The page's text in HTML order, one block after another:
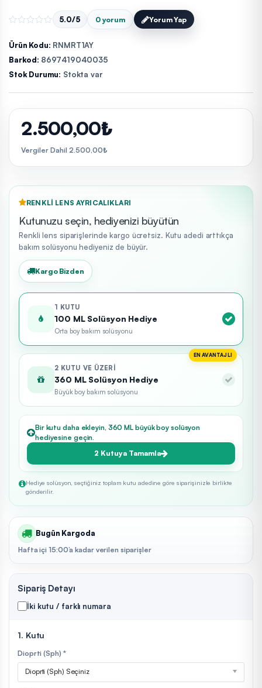
5.0/5 0 yorum Yorum Yap
Ürün Kodu: RNMRT1AY
Barkod: 8697419040035
Stok Durumu: Stokta var
2.500,00₺
Vergiler Dahil 2.500,00₺
RENKLI LENS AYRICALIKLARI
Kutunuzu seçin, hediyenizi büyütün
Renkli lens siparişlerinde kargo ücretsiz. Kutu adedi arttıkça
bakım solüsyonu hediyeniz de büyür.
Kargo Bizden
1 KUTU
100 ML Solüsyon Hediye
Orta boy bakım solüsyonu
EN AVANTAJLI
2 KUTU VE ÜZERI
360 ML Solüsyon Hediye
Büyük boy bakım solüsyonu
Bir kutu daha ekleyin, 360 ML büyük boy solüsyon
hediyesine geçin.
2 Kutuya Tamamla
Hediye solüsyon, seçtiğiniz toplam kutu adedine göre siparişinizle birlikte
gönderilir.
Bugün Kargoda
Hafta içi 15:00’a kadar verilen siparişler
Sipariş Detayı
İki kutu / farklı numara
1. Kutu
Dioprti (Sph) *
Dioprti (Sph) Seçiniz